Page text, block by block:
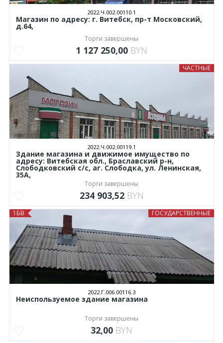
2022.Ч.002.00110.1
Магазин по адресу: г. Витебск, пр-т Московский,
д.64,
Торги завершены
1 127 250,00 BYN
ЧАСТНЫЕ
2022.Ч.002.00119.1
Здание магазина и движимое имущество по
адресу: Витебская обл., Браславский р-н,
Слободковский с/с, аг. Слободка, ул. Ленинская,
35А,
Торги завершены
234 903,52 BYN
ГОСУДАРСТВЕННЫЕ
1БВ
2022.Г.006.00116.3
Неиспользуемое здание магазина
Торги завершены
32,00 BYN